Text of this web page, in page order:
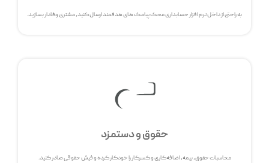
به راحتی از داخل نرم افزار حسابداری محک پیامک های هدفمند ارسال کنید، مشتری وفادار بسازید.
حقوق و دستمزد
محاسبات حقوق، بیمه، اضافه‌کاری و کسرکار را خودکار کرده و فیش حقوقی صادر کنید.